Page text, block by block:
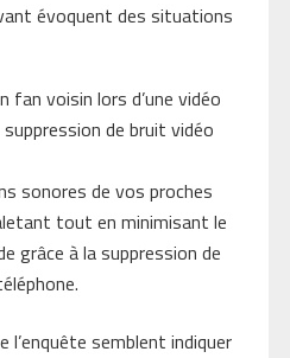
évoquent des situations
fan voisin lors d’une vidéo
de bruit vidéo
sonores de vos proches
tout en minimisant le
grâce à la suppression de
l’enquête semblent indiquer